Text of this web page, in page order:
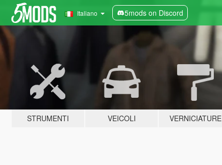
Italiano 5mods on Discord
STRUMENTI VEICOLI VERNICIATURE